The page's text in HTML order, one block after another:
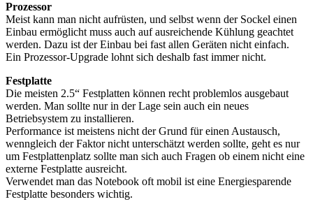
Prozessor
Meist kann man nicht aufrüsten, und selbst wenn der Sockel einen
Einbau ermöglicht muss auch auf ausreichende Kühlung geachtet
werden. Dazu ist der Einbau bei fast allen Geräten nicht einfach.
Ein Prozessor-Upgrade lohnt sich deshalb fast immer nicht.
Festplatte
Die meisten 2.5“ Festplatten können recht problemlos ausgebaut
werden. Man sollte nur in der Lage sein auch ein neues
Betriebsystem zu installieren.
Performance ist meistens nicht der Grund für einen Austausch,
wenngleich der Faktor nicht unterschätzt werden sollte, geht es nur
um Festplattenplatz sollte man sich auch Fragen ob einem nicht eine
externe Festplatte ausreicht.
Verwendet man das Notebook oft mobil ist eine Energiesparende
Festplatte besonders wichtig.